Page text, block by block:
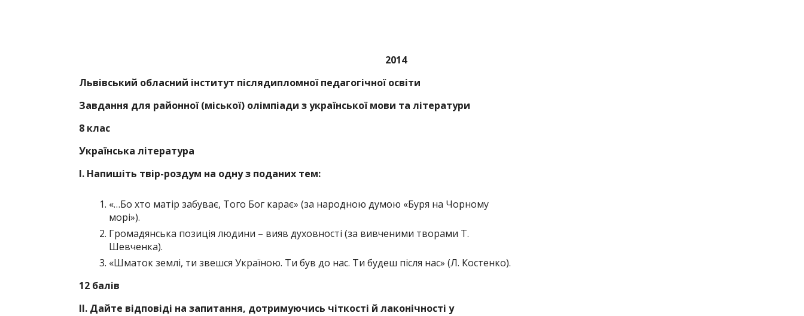
2014
Львівський обласний інститут післядипломної педагогічної освіти
Завдання для районної (міської) олімпіади з української мови та літератури
8 клас
Українська література
І. Напишіть твір-роздум на одну з поданих тем:
«…Бо хто матір забуває, Того Бог карає» (за народною думою «Буря на Чорному
морі»).
Громадянська позиція людини – вияв духовності (за вивченими творами Т.
Шевченка).
«Шматок землі, ти звешся Україною. Ти був до нас. Ти будеш після нас» (Л. Костенко).
12 балів
ІІ. Дайте відповіді на запитання, дотримуючись чіткості й лаконічності у